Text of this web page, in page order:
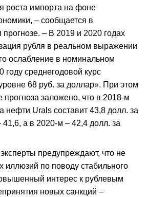
роста импорта на фоне
– сообщается в
прогнозе. – В 2019 и 2020 годах
рубля в реальном выражении
ослабление в номинальном
среднегодовой курс
68 руб. за доллар». При этом
прогноза заложено, что в 2018-м
нефти Urals составит 43,8 долл. за
а в 2020-м – 42,4 долл. за
предупреждают, что не
иллюзий по поводу стабильного
интерес к рублевым
новых санкций –